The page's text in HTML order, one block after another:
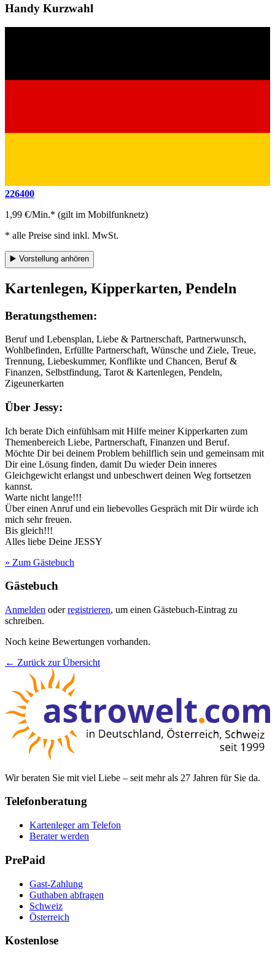
Handy Kurzwahl
226400
1,99 €/Min.* (gilt im Mobilfunknetz)
* alle Preise sind inkl. MwSt.
▶️ Vorstellung anhören
Kartenlegen, Kipperkarten, Pendeln
Beratungsthemen:
Beruf und Lebensplan, Liebe & Partnerschaft, Partnerwunsch,
Wohlbefinden, Erfüllte Partnerschaft, Wünsche und Ziele, Treue,
Trennung, Liebeskummer, Konflikte und Chancen, Beruf &
Finanzen, Selbstfindung, Tarot & Kartenlegen, Pendeln,
Zigeunerkarten
Über Jessy:
Ich berate Dich einfühlsam mit Hilfe meiner Kipperkarten zum
Themenbereich Liebe, Partnerschaft, Finanzen und Beruf.
Möchte Dir bei deinem Problem behilflich sein und gemeinsam mit
Dir eine Lösung finden, damit Du wieder Dein inneres
Gleichgewicht erlangst und unbeschwert deinen Weg fortsetzen
kannst.
Warte nicht lange!!!
Über einen Anruf und ein liebevolles Gespräch mit Dir würde ich
mich sehr freuen.
Bis gleich!!!
Alles liebe Deine JESSY
» Zum Gästebuch
Gästebuch
Anmelden oderregistrieren, um einen Gästebuch-Eintrag zu
schreiben.
Noch keine Bewertungen vorhanden.
← Zurück zur Übersicht
Wir beraten Sie mit viel Liebe – seit mehr als 27 Jahren für Sie da.
Telefonberatung
Kartenleger am Telefon
Berater werden
PrePaid
Gast-Zahlung
Guthaben abfragen
Schweiz
Österreich
Kostenlose